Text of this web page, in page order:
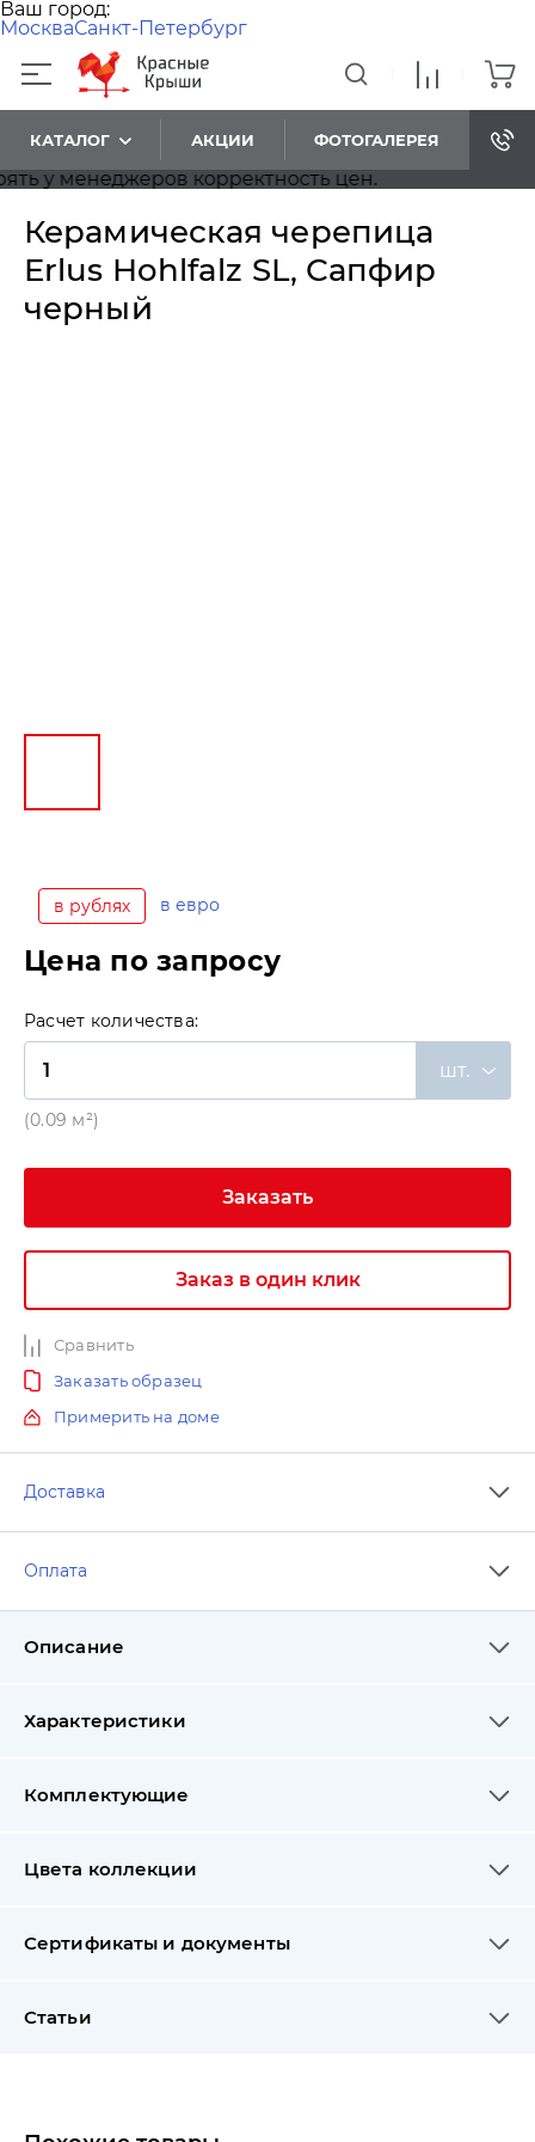
Ваш город:
МоскваСанкт-Петербург
КАТАЛОГ АКЦИИ ФОТОГАЛЕРЕЯ
менеджеров корректность цен.
Керамическая черепица
Erlus Hohlfalz SL, Сапфир
черный
в рублях в евро
Цена по запросу
Расчет количества:
шт.
(0.09 м²)
Заказать
Заказ в один клик
Сравнить
Заказать образец
Примерить на доме
Доставка
Оплата
Описание
Характеристики
Комплектующие
Цвета коллекции
Сертификаты и документы
Статьи